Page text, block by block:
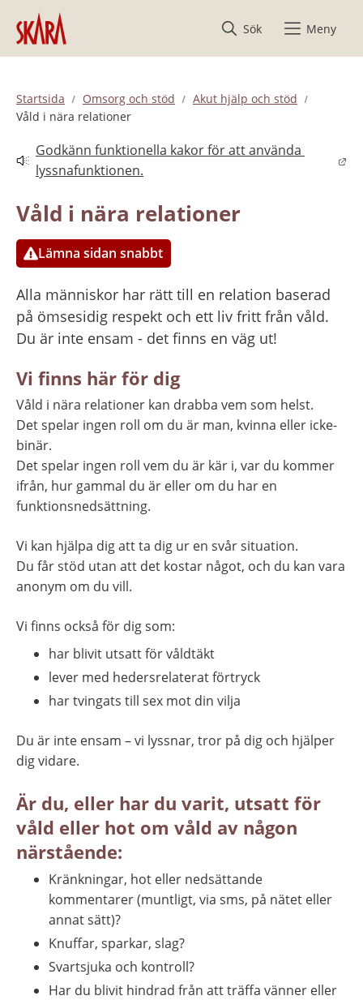
Hoppa till innehåll
Sök
Meny
Startsida Omsorg och stöd
Akut hjälp och stöd
Våld i nära relationer
Godkänn funktionella kakor för att använda
lyssnafunktionen.
Länk till annan webbplats.
Våld i nära relationer
Lämna sidan snabbt
Alla människor har rätt till en relation baserad
på ömsesidig respekt och ett liv fritt från våld.
Du är inte ensam - det finns en väg ut!
Vi finns här för dig
Våld i nära relationer kan drabba vem som helst.
Det spelar ingen roll om du är man, kvinna eller icke-
binär.
Det spelar ingen roll vem du är kär i, var du kommer
ifrån, hur gammal du är eller om du har en
funktionsnedsättning.
Vi kan hjälpa dig att ta dig ur en svår situation.
Du får stöd utan att det kostar något, och du kan vara
anonym om du vill.
Vi finns också för dig som:
har blivit utsatt för våldtäkt
lever med hedersrelaterat förtryck
har tvingats till sex mot din vilja
Du är inte ensam – vi lyssnar, tror på dig och hjälper
dig vidare.
Är du, eller har du varit, utsatt för
våld eller hot om våld av någon
närstående:
Kränkningar, hot eller nedsättande
kommentarer (muntligt, via sms, på nätet eller
annat sätt)?
Knuffar, sparkar, slag?
Svartsjuka och kontroll?
Har du blivit hindrad från att träffa vänner eller